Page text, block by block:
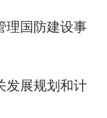
国防建设事
发展规划和计